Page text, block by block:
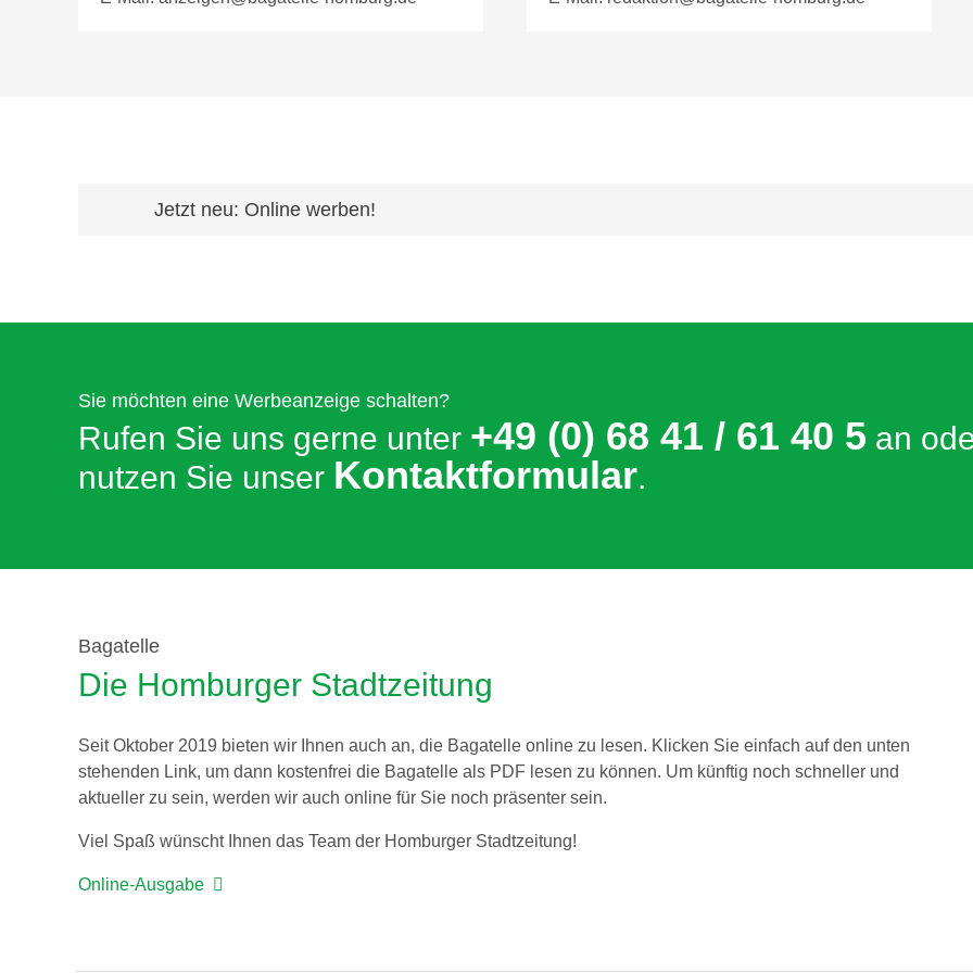
Jetzt neu: Online werben!
Sie möchten eine Werbeanzeige schalten?
Rufen Sie uns gerne unter +49 (0) 68 41 / 61 40 5 an
nutzen Sie unser Kontaktformular.
Bagatelle
Die Homburger Stadtzeitung
Seit Oktober 2019 bieten wir Ihnen auch an, die Bagatelle online zu lesen. Klicken Sie einfach auf den unten
stehenden Link, um dann kostenfrei die Bagatelle als PDF lesen zu können. Um künftig noch schneller und
aktueller zu sein, werden wir auch online für Sie noch präsenter sein.
Viel Spaß wünscht Ihnen das Team der Homburger Stadtzeitung!
Online-Ausgabe